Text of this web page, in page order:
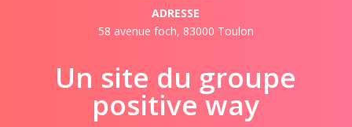
ADRESSE
58 avenue foch, 83000 Toulon
Un site du groupe
positive way